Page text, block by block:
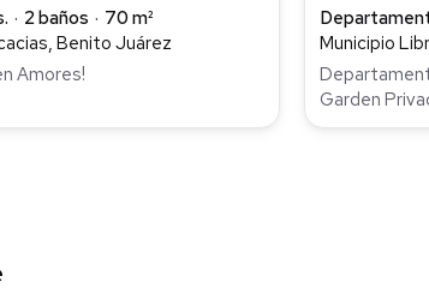
2 baños
70 m²
Benito Juárez
Amores!
Municipio
Garden